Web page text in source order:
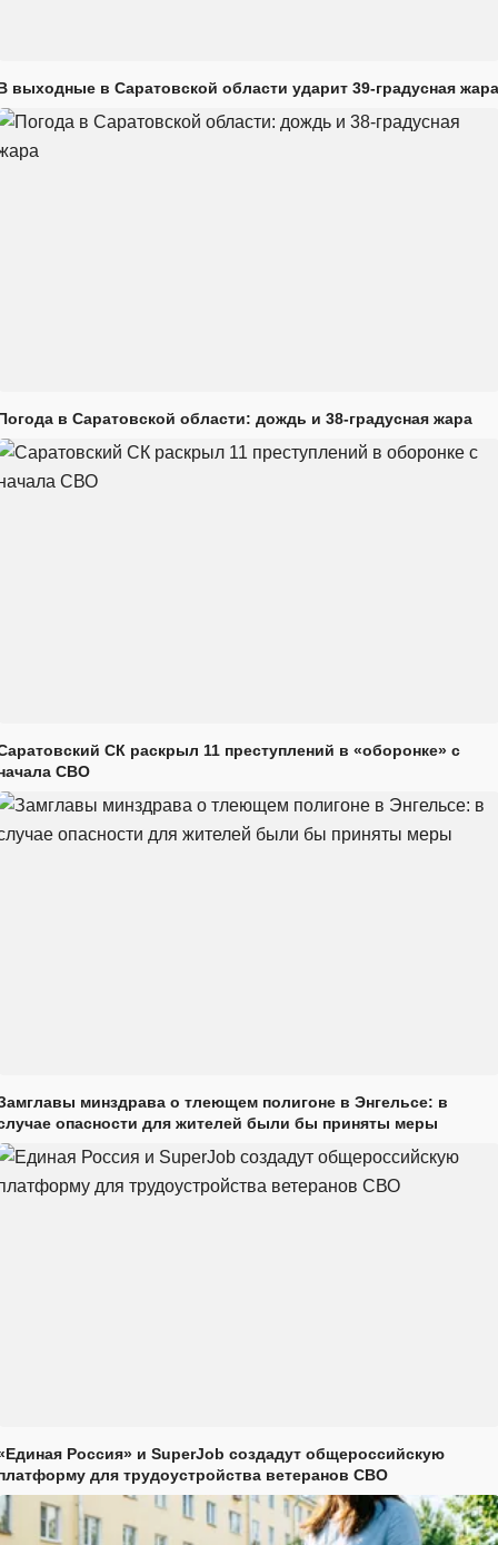
выходные в Саратовской области ударит 39-градусная жара
в Саратовской области: дождь и 38-градусная жара
СК раскрыл 11 преступлений в «оборонке» с
СВО
минздрава о тлеющем полигоне в Энгельсе: в
опасности для жителей были бы приняты меры
Россия» и SuperJob создадут общероссийскую
для трудоустройства ветеранов СВО